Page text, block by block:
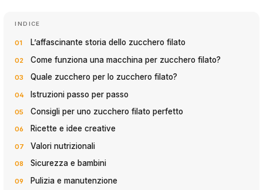
INDICE
L’affascinante storia dello zucchero filato
Come funziona una macchina per zucchero filato?
Quale zucchero per lo zucchero filato?
Istruzioni passo per passo
Consigli per uno zucchero filato perfetto
Ricette e idee creative
Valori nutrizionali
Sicurezza e bambini
Pulizia e manutenzione